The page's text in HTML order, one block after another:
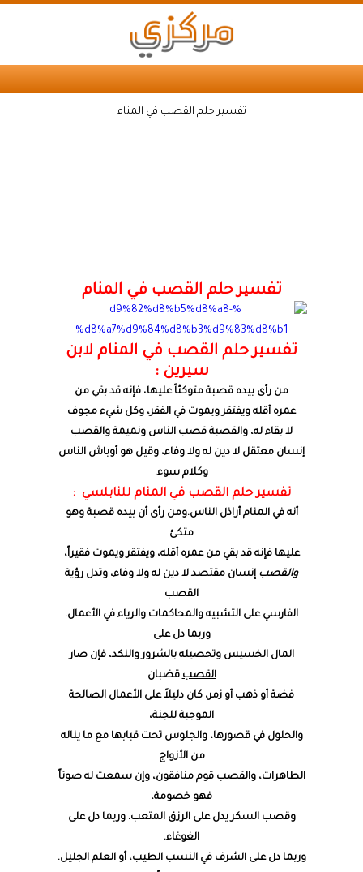
تفسير حلم القصب في المنام
تفسير حلم القصب في المنام
تفسير حلم القصب في المنام لابن
سيرين :
من رأى بيده قصبة متوكئاً عليها، فإنه قد بقي من
عمره أقله ويفتقر ويموت في الفقر، وكل شيء مجوف
لا بقاء له، والقصبة قصب الناس ونميمة والقصب
إنسان معتقل لا دين له ولا وفاء، وقيل هو أوباش الناس
وكلام سوء.
تفسير حلم القصب في المنام للنابلسي :
أنه في المنام أراذل الناس.ومن رأى أن بيده قصبة وهو
متكئ
عليها فإنه قد بقي من عمره أقله، ويفتقر ويموت فقيراً،
والقصب إنسان مقتصد لا دين له ولا وفاء، وتدل رؤية
القصب
الفارسي على التشبيه والمحاكمات والرياء في الأعمال.
وربما دل على
المال الخسيس وتحصيله بالشرور والنكد، فإن صار
القصبقضبان
فضة أو ذهب أو زمر، كان دليلاً على الأعمال الصالحة
الموجبة للجنة،
والحلول في قصورها، والجلوس تحت قبابها مع ما يناله
من الأزواج
الطاهرات، والقصب قوم منافقون، وإن سمعت له صوتاً
فهو خصومة،
وقصب السكر يدل على الرزق المتعب. وربما دل على
الغوغاء.
وربما دل على الشرف في النسب الطيب، أو العلم الجليل.